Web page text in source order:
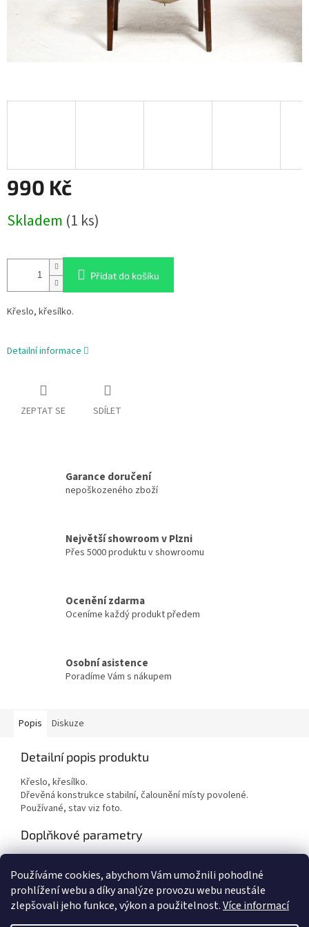
Používáme cookies, abychom Vám umožnili pohodlné
prohlížení webu a díky analýze provozu webu neustále
zlepšovali jeho funkce, výkon a použitelnost.Více informací
990 Kč
cena:
Skladem (1 ks)
Přidat do košíku
Křeslo, křesílko.
Detailní informace
ZEPTAT SE SDÍLET
Garance doručení
nepoškozeného zboží
Největší showroom v Plzni
Přes 5000 produktu v showroomu
Ocenění zdarma
Oceníme každý produkt předem
Osobní asistence
Poradíme Vám s nákupem
Popis Diskuze
Detailní popis produktu
Křeslo, křesílko.
Dřevěná konstrukce stabilní, čalounění místy povolené.
Používané, stav viz foto.
Doplňkové parametry
Hmotnost: 7 kg